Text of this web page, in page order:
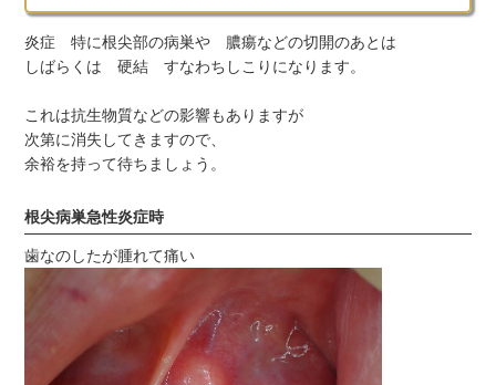
炎症 特に根尖部の病巣や 膿瘍などの切開のあとは
しばらくは 硬結 すなわちしこりになります。
これは抗生物質などの影響もありますが
次第に消失してきますので、
余裕を持って待ちましょう。
根尖病巣急性炎症時
歯なのしたが腫れて痛い